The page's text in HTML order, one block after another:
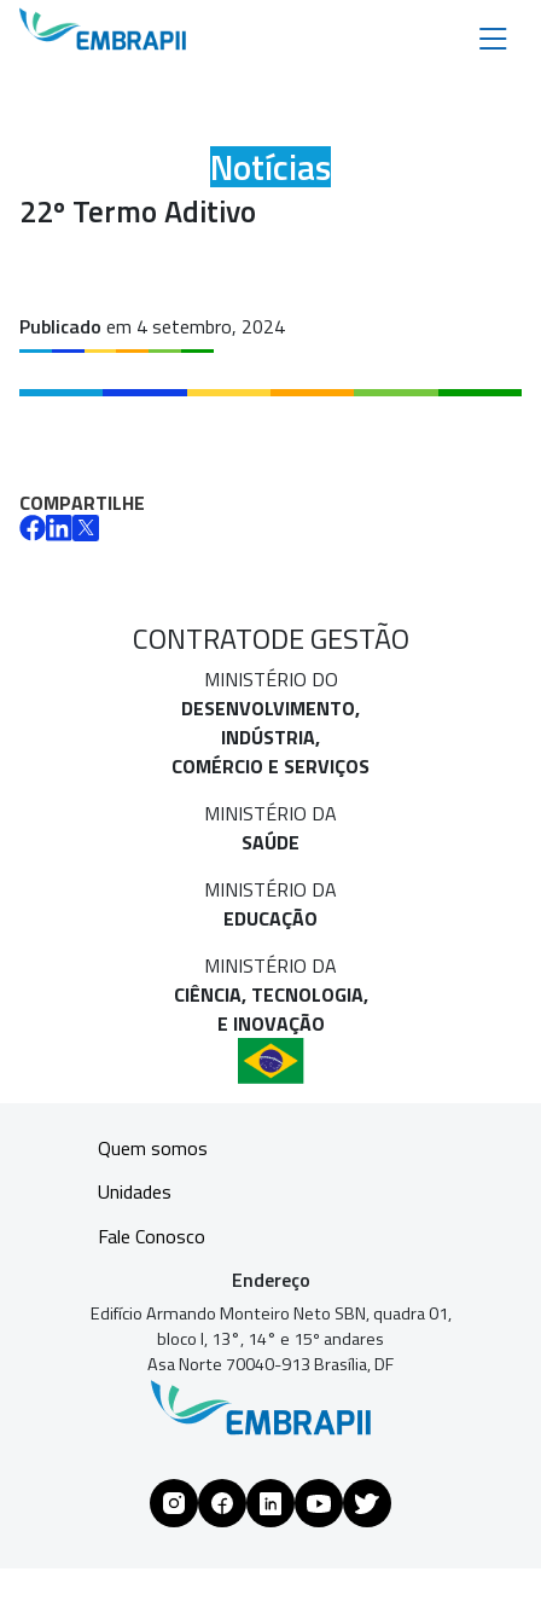
Notícias
22º Termo Aditivo
Publicado em 4 setembro, 2024
COMPARTILHE
CONTRATODE GESTÃO
MINISTÉRIO DO
DESENVOLVIMENTO,
INDÚSTRIA,
COMÉRCIO E SERVIÇOS
MINISTÉRIO DA
SAÚDE
MINISTÉRIO DA
EDUCAÇÃO
MINISTÉRIO DA
CIÊNCIA, TECNOLOGIA,
E INOVAÇÃO
Quem somos
Unidades
Fale Conosco
Endereço
Edifício Armando Monteiro Neto SBN, quadra 01,
bloco I, 13°, 14° e 15º andares
Asa Norte 70040-913 Brasília, DF